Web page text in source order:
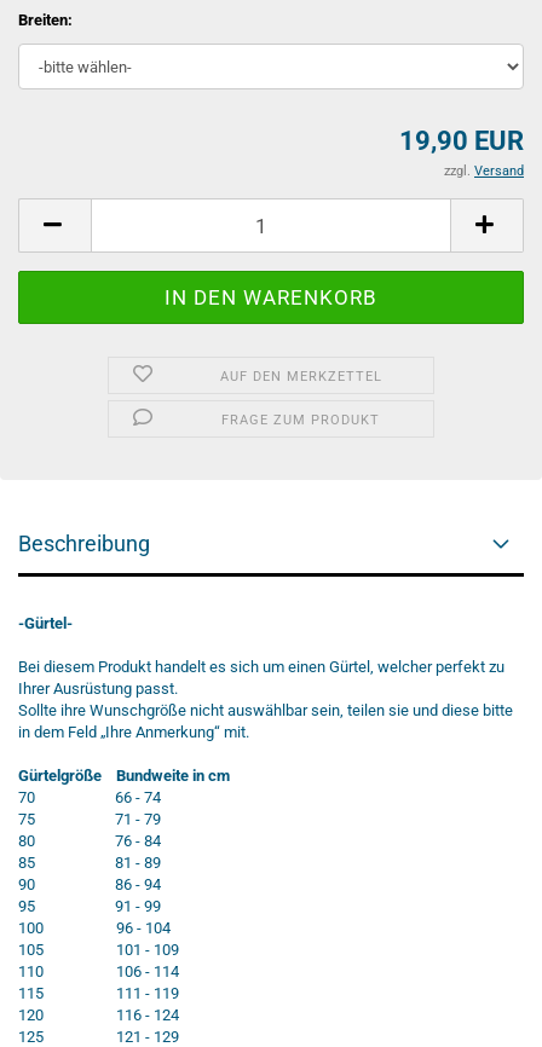
Breiten:
19,90 EUR
zzgl. Versand
AUF DEN MERKZETTEL
FRAGE ZUM PRODUKT
Beschreibung
-Gürtel-
Bei diesem Produkt handelt es sich um einen Gürtel, welcher perfekt zu
Ihrer Ausrüstung passt.
Sollte ihre Wunschgröße nicht auswählbar sein, teilen sie und diese bitte
in dem Feld „Ihre Anmerkung“ mit.
Gürtelgröße
Bundweite in cm
70 66 - 74
75 71 - 79
80 76 - 84
85 81 - 89
90 86 - 94
95 91 - 99
100 96 - 104
105 101 - 109
110 106 - 114
115 111 - 119
120 116 - 124
125 121 - 129